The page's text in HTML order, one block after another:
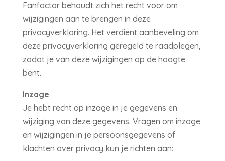
Fanfactor behoudt zich het recht voor om
wijzigingen aan te brengen in deze
privacyverklaring. Het verdient aanbeveling om
deze privacyverklaring geregeld te raadplegen,
zodat je van deze wijzigingen op de hoogte
bent.
Inzage
Je hebt recht op inzage in je gegevens en
wijziging van deze gegevens. Vragen om inzage
en wijzigingen in je persoonsgegevens of
klachten over privacy kun je richten aan: